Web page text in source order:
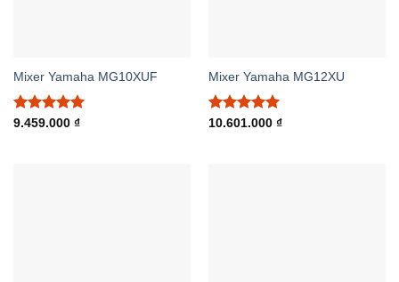
Mixer Yamaha MG10XUF
Được xếp
9.459.000 ₫
Mixer Yamaha MG12XU
Được xếp
10.601.000 ₫